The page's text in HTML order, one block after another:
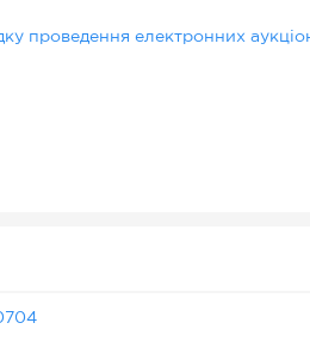
проведення електронних